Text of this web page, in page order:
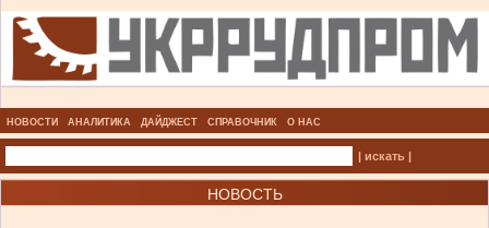
НОВОСТИ АНАЛИТИКА ДАЙДЖЕСТ СПРАВОЧНИК О НАС
| искать |
НОВОСТЬ